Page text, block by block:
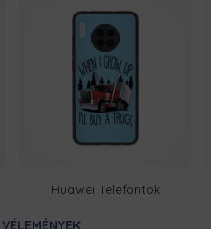
Huawei Telefontok